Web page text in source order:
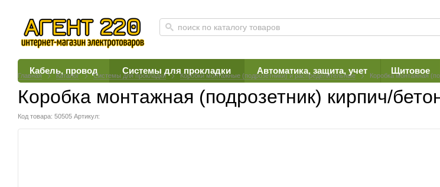
Кабель, провод Системы для прокладки Автоматика, защита, учет Щитовое
Главная Каталог Системы для прокладки Коробки монтажные (подрозетники) и распределительные Коробка монтажная
Коробка монтажная (подрозетник) кирпич/
Код товара: 50505 Артикул: